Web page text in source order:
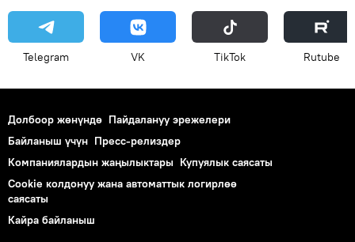
Telegram VK ТikТоk Rutube
Долбоор жөнүндө Пайдалануу эрежелери
Байланыш үчүн Пресс-релиздер
Компаниялардын жаңылыктары Купуялык саясаты
Cookie колдонуу жана автоматтык логирлөө
саясаты
Кайра байланыш